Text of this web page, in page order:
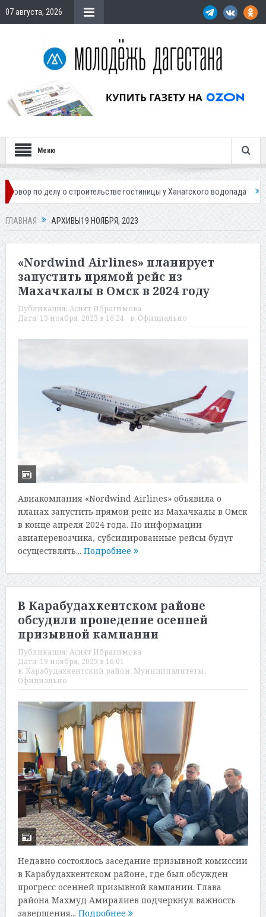
07 августа, 2026
Меню
о строительстве гостиницы у Ханагского водопада Власти
ГЛАВНАЯ АРХИВЫ19 НОЯБРЯ, 2023
«Nordwind Airlines» планирует
запустить прямой рейс из
Махачкалы в Омск в 2024 году
Публикация: Асият Ибрагимова
Дата: 19 ноября, 2023 в 16:24 в: Официально
Авиакомпания «Nordwind Airlines» объявила о
планах запустить прямой рейс из Махачкалы в Омск
в конце апреля 2024 года. По информации
авиаперевозчика, субсидированные рейсы будут
осуществлять... Подробнее
В Карабудахкентском районе
обсудили проведение осенней
призывной кампании
Публикация: Асият Ибрагимова
Дата: 19 ноября, 2023 в 16:01
в: Карабудахкентский район, Муниципалитеты,
Официально
Недавно состоялось заседание призывной комиссии
в Карабудахкентском районе, где был обсужден
прогресс осенней призывной кампании. Глава
района Махмуд Амиралиев подчеркнул важность
завершения... Подробнее